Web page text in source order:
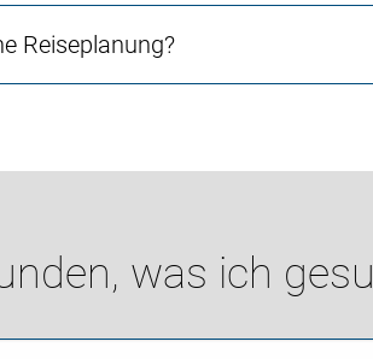
Reiseplanung?
was ich